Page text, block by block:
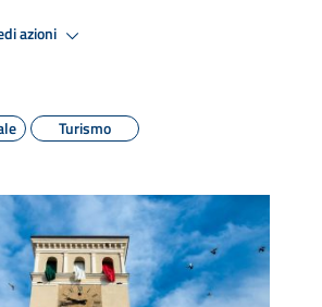
azioni
Turismo